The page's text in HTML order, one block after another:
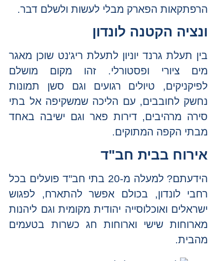
הרפתקאות הפארק מבלי לעשות ולשלם דבר.
ונציה הקטנה לונדון
בין תעלת גרנד יוניון לתעלת ריג'נט שוכן מאגר
מים ציורי ופסטורלי. זהו מקום מושלם
לפיקניקים, טיולים רגועים וגם סשן תמונות
נחשק לחובבים, עם הליכה שמשקיפה אל בתי
סירה מרהיבים, דירות פאר וגם ישיבה באחד
מבתי הקפה המתוקים.
אירוח בבית חב"ד
הידעתם? למעלה מ-20 בתי חב"ד פועלים בכל
רחבי לונדון, בכולם אפשר להתארח, לפגוש
ישראלים ואוכלוסייה יהודית מקומית וגם ליהנות
מארוחות שישי וארוחות חג כשרות בטעמים
מהבית.